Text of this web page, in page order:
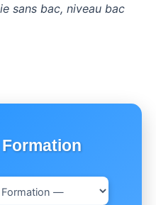
sans bac, niveau bac